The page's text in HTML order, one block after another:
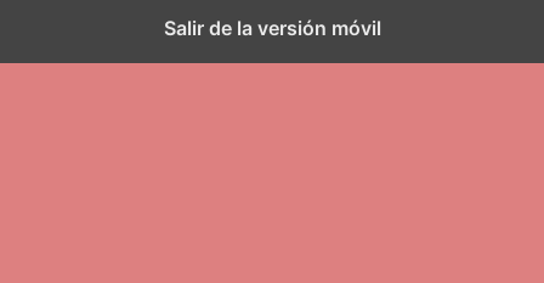
Salir de la versión móvil